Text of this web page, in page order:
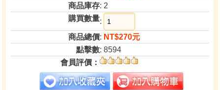
商品庫存: 2
購買數量:
商品總價: NT$270元
點擊數: 8594
會員評價：